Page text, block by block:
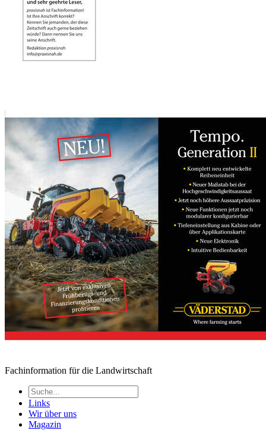
Fachinformation für die Landwirtschaft
Links
Wir über uns
Magazin